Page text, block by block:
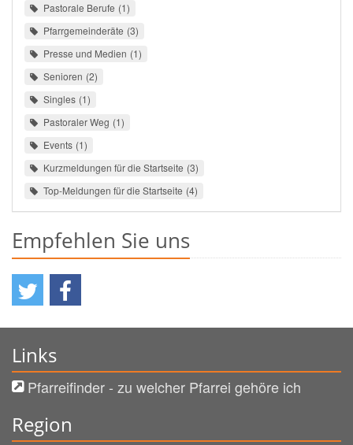
Pastorale Berufe 1
Pfarrgemeinderäte 3
Presse und Medien 1
Senioren 2
Singles 1
Pastoraler Weg 1
Events 1
Kurzmeldungen für die Startseite 3
Top-Meldungen für die Startseite 4
Empfehlen Sie uns
Links
Pfarreifinder - zu welcher Pfarrei gehöre ich
Region